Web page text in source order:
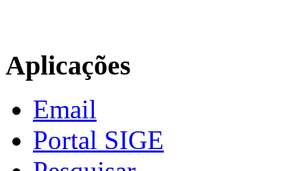
Aplicações
Email
Portal SIGE